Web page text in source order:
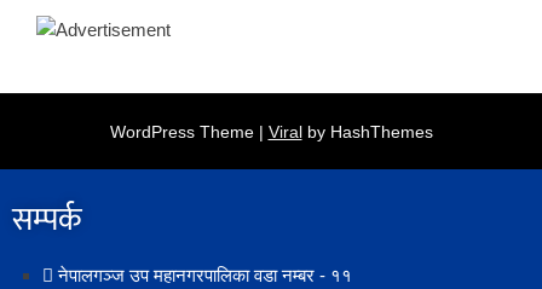
WordPress Theme | Viralby HashThemes
सम्पर्क​
नेपालगञ्ज उप महानगरपालिका वडा नम्बर - ११